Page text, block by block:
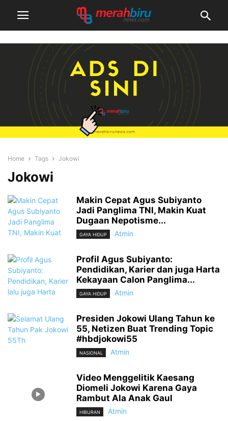
Home Tags Jokowi
Jokowi
Makin Cepat Agus Subiyanto
Jadi Panglima TNI, Makin Kuat
Dugaan Nepotisme...
GAYA HIDUP Atmin
Profil Agus Subiyanto:
Pendidikan, Karier dan juga Harta
Kekayaan Calon Panglima...
GAYA HIDUP Atmin
Presiden Jokowi Ulang Tahun ke
55, Netizen Buat Trending Topic
#hbdjokowi55
NASIONAL Atmin
Video Menggelitik Kaesang
Diomeli Jokowi Karena Gaya
Rambut Ala Anak Gaul
HIBURAN Atmin